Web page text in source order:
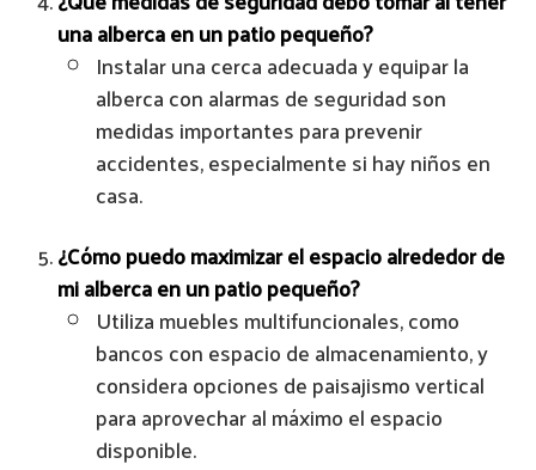
una alberca en un patio pequeño?
Instalar una cerca adecuada y equipar la
alberca con alarmas de seguridad son
medidas importantes para prevenir
accidentes, especialmente si hay niños en
casa.
¿Cómo puedo maximizar el espacio alrededor de
mi alberca en un patio pequeño?
Utiliza muebles multifuncionales, como
bancos con espacio de almacenamiento, y
considera opciones de paisajismo vertical
para aprovechar al máximo el espacio
disponible.